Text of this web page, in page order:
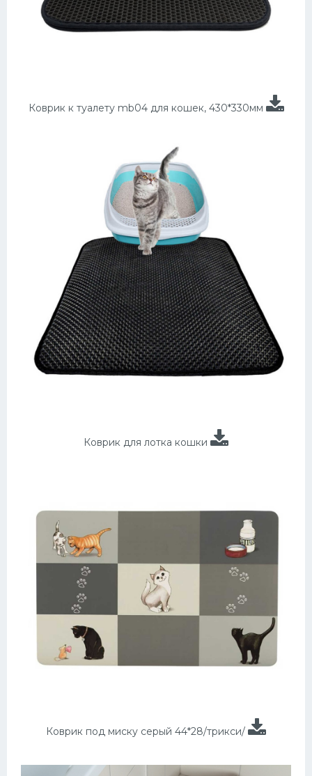
Коврик к туалету mb04 для кошек, 430*330мм
Коврик для лотка кошки
Коврик под миску серый 44*28/трикси/